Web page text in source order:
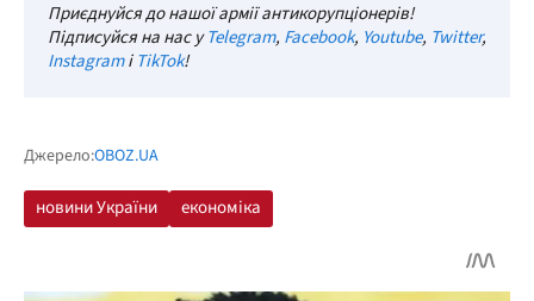
Приєднуйся до нашої армії антикорупціонерів!
Підписуйся на нас уTelegram, Facebook, Youtube, Twitter,
InstagramіTikTok!
Джерело:OBOZ.UA
новини України економіка